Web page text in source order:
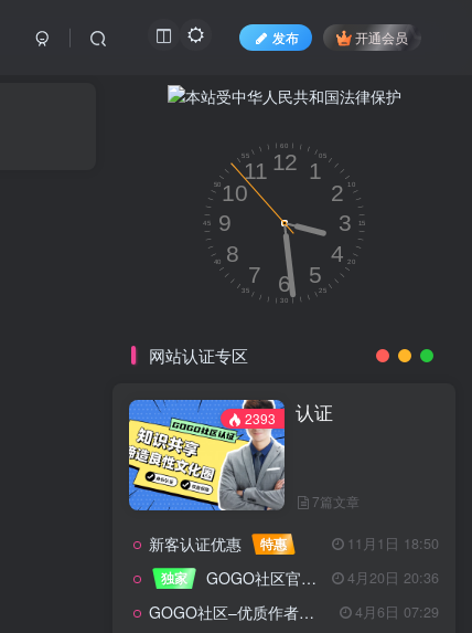
发布 开通会员
网站认证专区
2393 认证
7篇文章
新客认证优惠 特惠
11月1日 18:50
独家
GOGO社区官方成员认证 4月20日 20:36
GOGO社区–优质作者认证 4月6日 07:29